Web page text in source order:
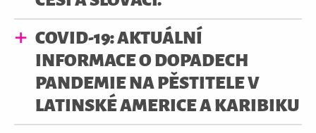
COVID-19: AKTUÁLNÍ
INFORMACE O DOPADECH
PANDEMIE NA PĚSTITELE V
LATINSKÉ AMERICE A KARIBIKU